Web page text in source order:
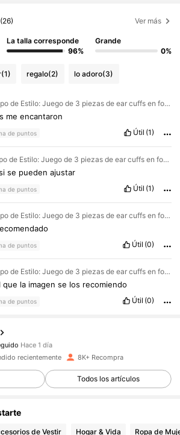
(26) Ver más
La talla corresponde
96%
Grande
0%
(1) regalo(2) lo adoro(3)
Tipo de Estilo: Juego de 3 piezas de ear cuffs en forma de C / Color: Dorado / Talla: E2666
me encantaron
de puntos Útil (1)
Tipo de Estilo: Juego de 3 piezas de ear cuffs en forma de C / Color: Plateado / Talla: E2666
se pueden ajustar
de puntos Útil (1)
Tipo de Estilo: Juego de 3 piezas de ear cuffs en forma de C / Color: Dorado / Talla: E2666
de puntos Útil (0)
Tipo de Estilo: Juego de 3 piezas de ear cuffs en forma de C / Color: Dorado / Talla: E2666
que la imagense los recomiendo
de puntos Útil (0)
Seguidores
Seguidores
Hace 1 día
Seguidores
Seguidores
Seguidores
recientemente 8K+ Recompra
Todos los artículos
de Vestir Hogar & Vida Ropa de